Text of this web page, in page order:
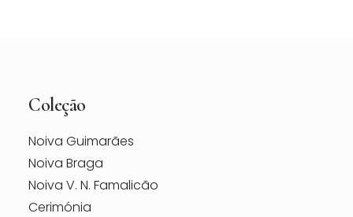
Coleção
Noiva Guimarães
Noiva Braga
Noiva V. N. Famalicão
Cerimónia